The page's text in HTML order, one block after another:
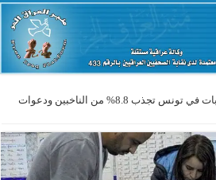
الانتخابات في تونس تجذب 8.8% من الناخبين ودعوات